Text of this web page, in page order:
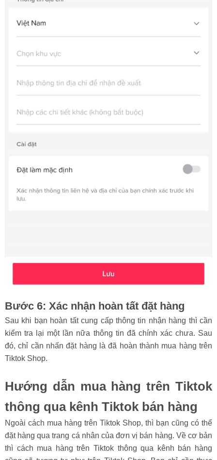
Bước 6: Xác nhận hoàn tất đặt hàng
Sau khi bạn hoàn tất cung cấp thông tin nhận hàng thì cần
kiểm tra lại một lần nữa thông tin đã chính xác chưa. Sau
đó, chỉ cần nhấn đặt hàng là đã hoàn thành mua hàng trên
Tiktok Shop.
Hướng dẫn mua hàng trên Tiktok
thông qua kênh Tiktok bán hàng
Ngoài cách mua hàng trên Tiktok Shop, thì bạn cũng có thể
đặt hàng qua trang cá nhân của đơn vị bán hàng. Về cơ bản
thì cách mua hàng trên Tiktok thông qua kênh bán hàng